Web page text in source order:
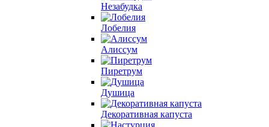
Незабудка
Лобелия
Алиссум
Пиретрум
Душица
Декоративная капуста